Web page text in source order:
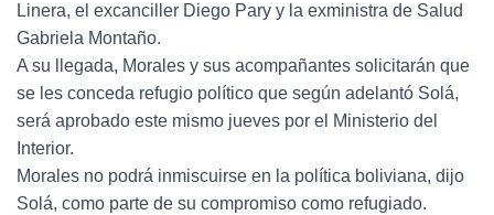
Linera, el excanciller Diego Pary y la exministra de Salud
Gabriela Montaño.
A su llegada, Morales y sus acompañantes solicitarán que
se les conceda refugio político que según adelantó Solá,
será aprobado este mismo jueves por el Ministerio del
Interior.
Morales no podrá inmiscuirse en la política boliviana, dijo
Solá, como parte de su compromiso como refugiado.